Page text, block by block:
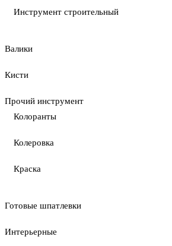
Инструмент строительный
Валики
Кисти
Прочий инструмент
Колоранты
Колеровка
Краска
Готовые шпатлевки
Интерьерные